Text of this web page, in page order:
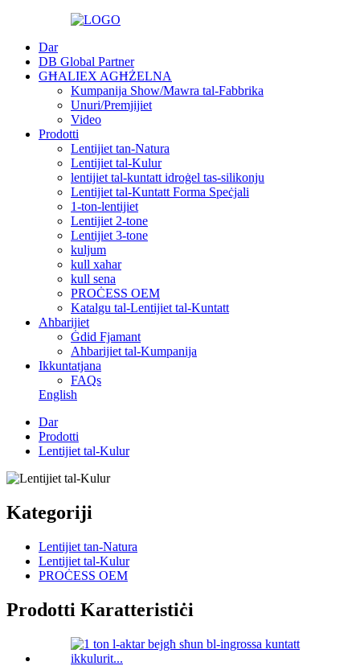
Dar
DB Global Partner
GĦALIEX AGĦŻELNA
Kumpanija Show/Mawra tal-Fabbrika
Unuri/Premjijiet
Video
Prodotti
Lentijiet tan-Natura
Lentijiet tal-Kulur
lentijiet tal-kuntatt idroġel tas-silikonju
Lentijiet tal-Kuntatt Forma Speċjali
1-ton-lentijiet
Lentijiet 2-tone
Lentijiet 3-tone
kuljum
kull xahar
kull sena
PROĊESS OEM
Katalgu tal-Lentijiet tal-Kuntatt
Aħbarijiet
Ġdid Fjamant
Aħbarijiet tal-Kumpanija
Ikkuntatjana
FAQs
English
Dar
Prodotti
Lentijiet tal-Kulur
Kategoriji
Lentijiet tan-Natura
Lentijiet tal-Kulur
PROĊESS OEM
Prodotti Karatteristiċi